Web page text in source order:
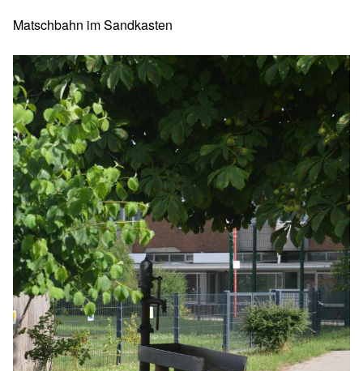
Matschbahn im Sandkasten